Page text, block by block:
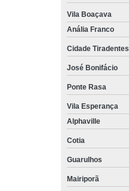
Vila Boaçava
Anália Franco
Cidade Tiradentes
José Bonifácio
Ponte Rasa
Vila Esperança
Alphaville
Cotia
Guarulhos
Mairiporã